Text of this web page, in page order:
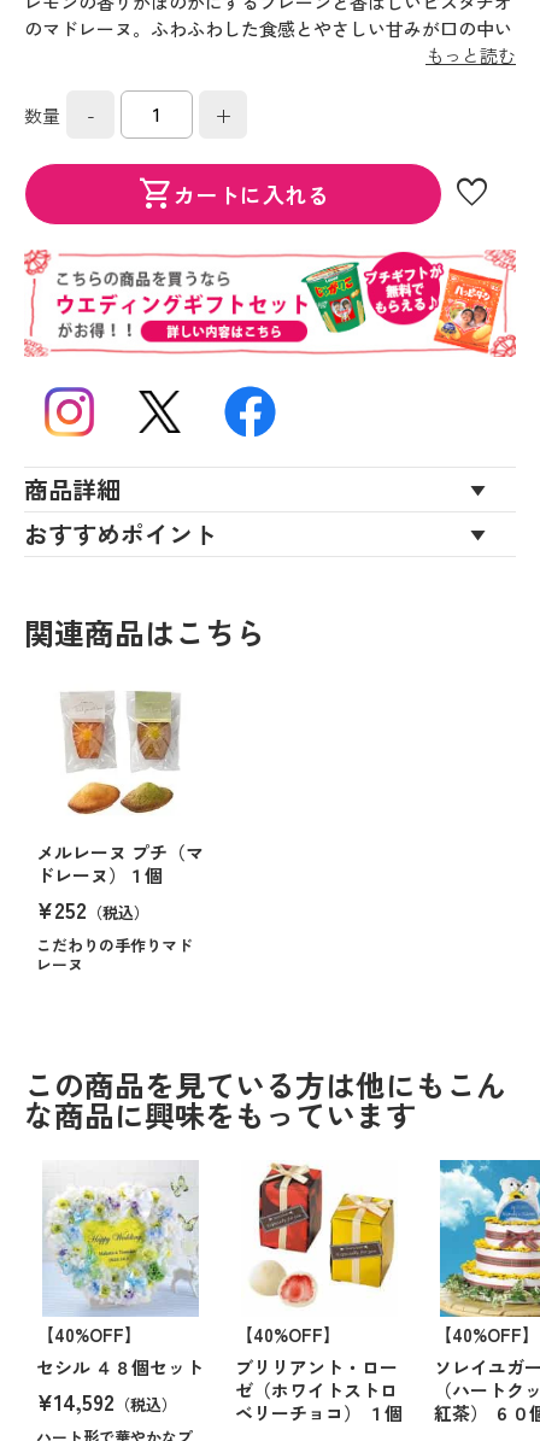
のマドレーヌ。ふわふわした食感とやさしい甘みが口の中い
っぱいに広がります。１つ１つ手作りで作られた温もり溢れ
もっと読む
数量 - +
shopping_cartカートに入れる favorite
商品詳細
おすすめポイント
関連商品はこちら
メルレーヌ プチ（マ
ドレーヌ）１個
¥252 （税込）
こだわりの手作りマド
レーヌ
この商品を見ている方は他にもこん
な商品に興味をもっています
【40%OFF】
セシル ４８個セット
¥14,592 （税込）
【40%OFF】
ブリリアント・ロー
ゼ（ホワイトストロ
ベリーチョコ） １個
【40%OFF】
ソレイユガ
（ハートク
紅茶） ６０